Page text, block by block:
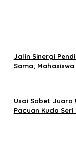
Jalin Sinergi
Sama;
Usai Sabet Juara
Pacuan Kuda